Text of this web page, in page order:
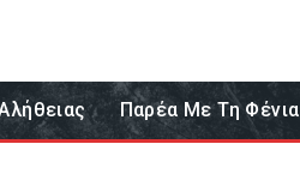
Παρέα Με Τη Φένια